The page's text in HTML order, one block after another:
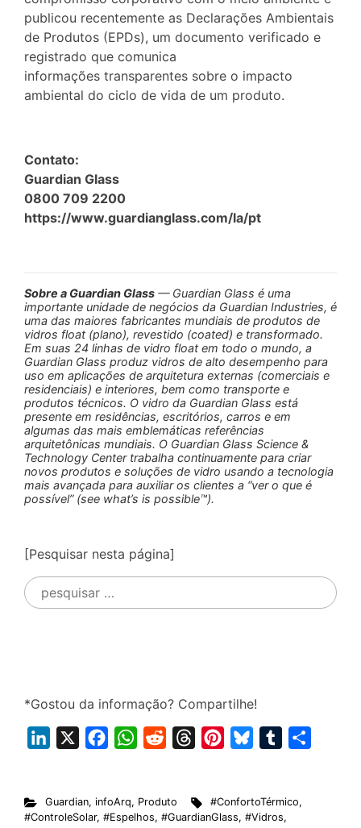
publicou recentemente as Declarações Ambientais
de Produtos (EPDs), um documento verificado e
registrado que comunica
informações transparentes sobre o impacto
ambiental do ciclo de vida de um produto.
Contato:
Guardian Glass
0800 709 2200
https://www.guardianglass.com/la/pt
Sobre a Guardian Glass — Guardian Glass é uma
importante unidade de negócios da Guardian Industries, é
uma das maiores fabricantes mundiais de produtos de
vidros float (plano), revestido (coated) e transformado.
Em suas 24 linhas de vidro float em todo o mundo, a
Guardian Glass produz vidros de alto desempenho para
uso em aplicações de arquitetura externas (comerciais e
residenciais) e interiores, bem como transporte e
produtos técnicos. O vidro da Guardian Glass está
presente em residências, escritórios, carros e em
algumas das mais emblemáticas referências
arquitetônicas mundiais. O Guardian Glass Science &
Technology Center trabalha continuamente para criar
novos produtos e soluções de vidro usando a tecnologia
mais avançada para auxiliar os clientes a “ver o que é
possível” (see what’s is possible™).
[Pesquisar nesta página]
Pesquisar
por:
*Gostou da informação? Compartilhe!
k
e
W
t
d
e
t
e
b
Guardian, infoArq, Produto #ConfortoTérmico,
#ControleSolar, #Espelhos, #GuardianGlass, #Vidros,